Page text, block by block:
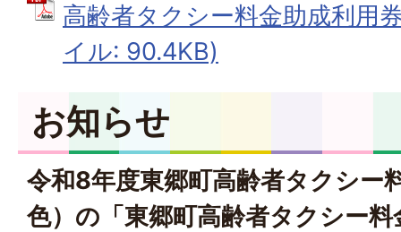
高齢者タクシー料金助成利用
イル: 90.4KB)
お知らせ
令和8年度東郷町高齢者タクシー
色）の「東郷町高齢者タクシー